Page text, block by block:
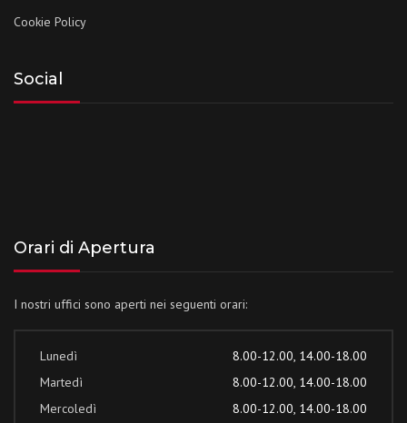
Cookie Policy
Social
Orari di Apertura
I nostri uffici sono aperti nei seguenti orari:
Lunedì
8.00-12.00, 14.00-18.00
Martedì
8.00-12.00, 14.00-18.00
Mercoledì
8.00-12.00, 14.00-18.00